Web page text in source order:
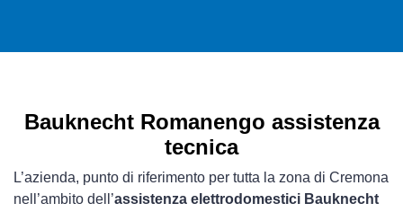
Bauknecht Romanengo assistenza
tecnica
L’azienda, punto di riferimento per tutta la zona di Cremona
nell’ambito dell’assistenza elettrodomestici Bauknecht